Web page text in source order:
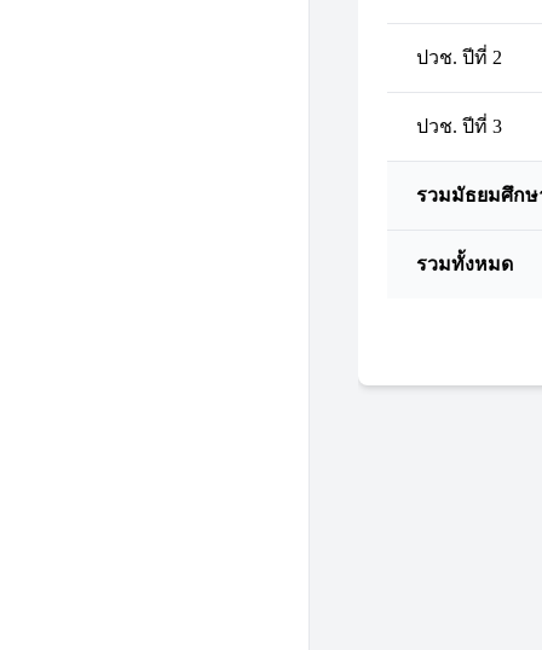
ปวช. ปีที่ 2
ปวช. ปีที่ 3
รวมมัธยมศึกษ
รวมทั้งหมด